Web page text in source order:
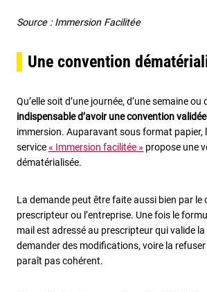
Source : Immersion Facilitée
Une convention
Qu’elle soit d’une journée, d’une semaine ou
indispensable d’avoir une convention validée
immersion. Auparavant sous format papier,
service« Immersion facilitée » propose une
dématérialisée.
La demande peut être faite aussi bien par le
prescripteur ou l’entreprise. Une fois le
mail est adressé au prescripteur qui valide
demander des modifications, voire la refuser
paraît pas cohérent.